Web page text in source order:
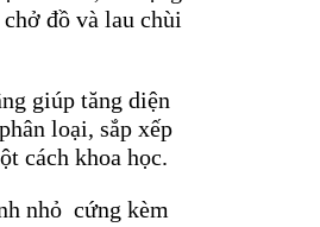
đồ và lau chùi
giúp tăng diện
loại, sắp xếp
cách khoa học.
nhỏ cứng kèm